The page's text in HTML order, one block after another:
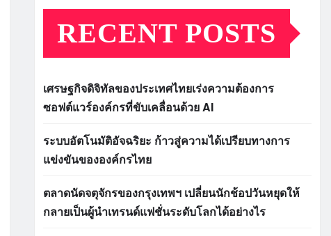
RECENT POSTS
เศรษฐกิจดิจิทัลของประเทศไทยเร่งความต้องการ
ซอฟต์แวร์องค์กรที่ขับเคลื่อนด้วย AI
ระบบอัตโนมัติอัจฉริยะ ก้าวสู่ความได้เปรียบทางการ
แข่งขันขององค์กรไทย
ตลาดนัดจตุจักรของกรุงเทพฯ เปลี่ยนนักช้อปวันหยุดให้
กลายเป็นผู้นำเทรนด์แฟชั่นระดับโลกได้อย่างไร